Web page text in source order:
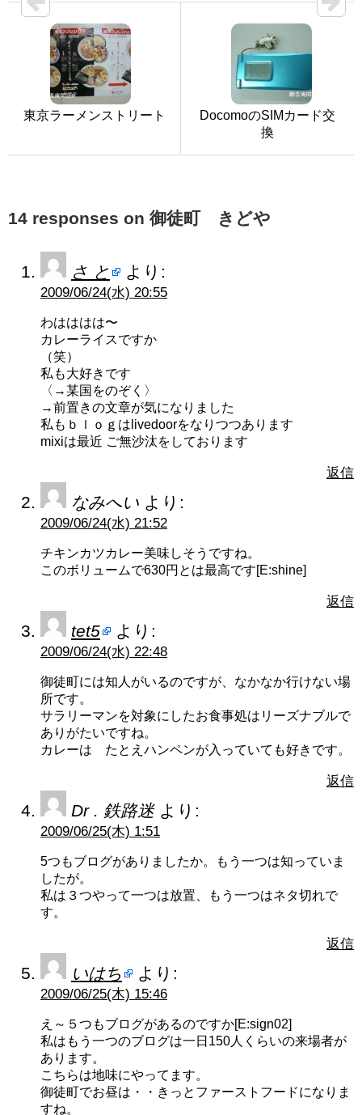
東京ラーメンストリート
DocomoのSIMカード交
換
14 responses on 御徒町 きどや
さ と より:
2009/06/24(水) 20:55
わはははは〜
カレーライスですか
（笑）
私も大好きです
〈→某国をのぞく〉
→前置きの文章が気になりました
私もｂｌｏｇはlivedoorをなりつつあります
mixiは最近 ご無沙汰をしております
返信
なみへい より:
2009/06/24(水) 21:52
チキンカツカレー美味しそうですね。
このボリュームで630円とは最高です[E:shine]
返信
tet5 より:
2009/06/24(水) 22:48
御徒町には知人がいるのですが、なかなか行けない場
所です。
サラリーマンを対象にしたお食事処はリーズナブルで
ありがたいですね。
カレーは たとえハンペンが入っていても好きです。
返信
Dr . 鉄路迷 より:
2009/06/25(木) 1:51
5つもブログがありましたか。もう一つは知っていま
したが。
私は３つやって一つは放置、もう一つはネタ切れで
す。
返信
いはち より:
2009/06/25(木) 15:46
え～５つもブログがあるのですか[E:sign02]
私はもう一つのブログは一日150人くらいの来場者が
あります。
こちらは地味にやってます。
御徒町でお昼は・・きっとファーストフードになりま
すね。